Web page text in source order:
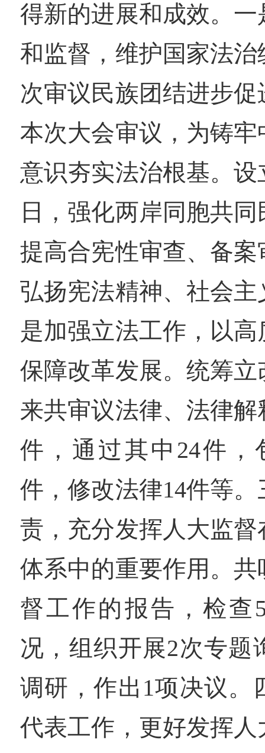
得新的进展和成效。
和监督，维护国家法
次审议民族团结进步
本次大会审议，为铸
意识夯实法治根基。
日，强化两岸同胞共
提高合宪性审查、备
弘扬宪法精神、社会
是加强立法工作，以
保障改革发展。统筹
来共审议法律、法律
件，通过其中24件，
件，修改法律14件等
责，充分发挥人大监
体系中的重要作用。共
督工作的报告，检查
况，组织开展2次专题
调研，作出1项决议。
代表工作，更好发挥